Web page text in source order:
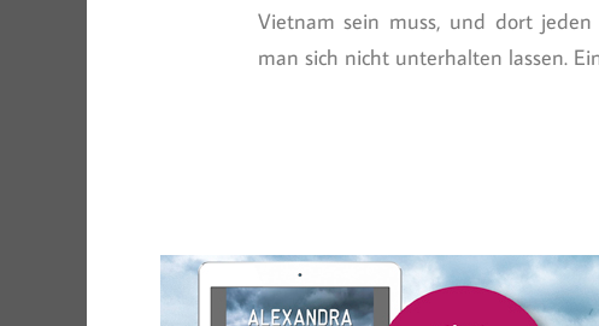
Vietnam sein muss, und dort jeden
man sich nicht unterhalten lassen.